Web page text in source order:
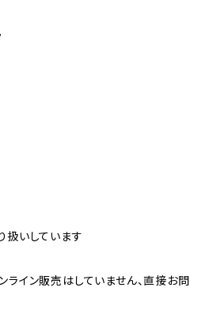
扱いしています
ライン販売はしていません、直接お問